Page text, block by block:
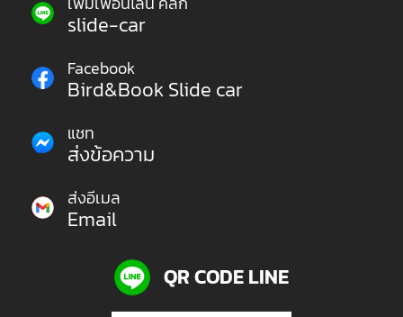
slide-car
Facebook
Bird&Book Slide car
แชท
ส่งข้อความ
ส่งอีเมล
Email
QR CODE LINE